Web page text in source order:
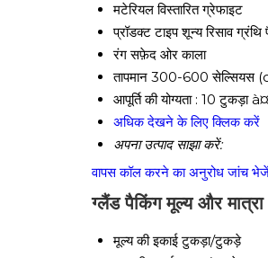
मटेरियल विस्तारित ग्रेफाइट
प्रॉडक्ट टाइप शून्य रिसाव ग्रंथि
रंग सफ़ेद ओर काला
तापमान 300-600 सेल्सियस
आपूर्ति की योग्यता : 10 टुकड़ा
अधिक देखने के लिए क्लिक करें
अपना उत्पाद साझा करें:
वापस कॉल करने का अनुरोध जांच
ग्लैंड पैकिंग मूल्य और मात्रा
मूल्य की इकाई टुकड़ा/टुकड़े